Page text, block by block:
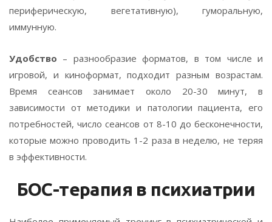
периферическую, вегетативную), гуморальную,
иммунную.
Удобство – разнообразие форматов, в том числе и
игровой, и киноформат, подходит разным возрастам.
Время сеансов занимает около 20-30 минут, в
зависимости от методики и патологии пациента, его
потребностей, число сеансов от 8-10 до бесконечности,
которые можно проводить 1-2 раза в неделю, не теряя
в эффективности.
БОС-терапия в психиатрии